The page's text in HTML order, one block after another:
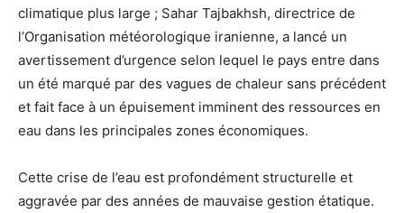
climatique plus large ; Sahar Tajbakhsh, directrice de
l’Organisation météorologique iranienne, a lancé un
avertissement d’urgence selon lequel le pays entre dans
un été marqué par des vagues de chaleur sans précédent
et fait face à un épuisement imminent des ressources en
eau dans les principales zones économiques.
Cette crise de l’eau est profondément structurelle et
aggravée par des années de mauvaise gestion étatique.